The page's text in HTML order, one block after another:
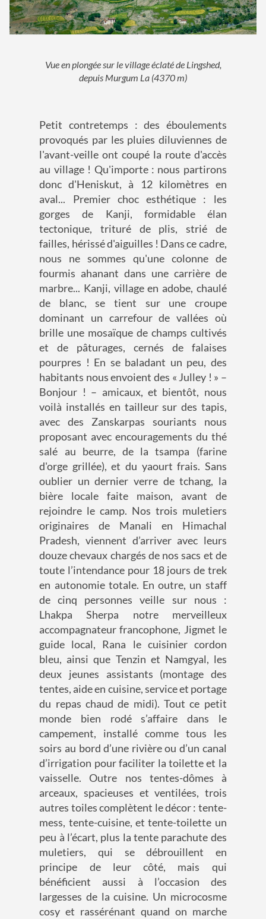
Vue en plongée sur le village éclaté de Lingshed,
depuis Murgum La (4370 m)
Petit contretemps : des éboulements
provoqués par les pluies diluviennes de
l'avant-veille ont coupé la route d'accès
au village ! Qu'importe : nous partirons
donc d'Heniskut, à 12 kilomètres en
aval... Premier choc esthétique : les
gorges de Kanji, formidable élan
tectonique, trituré de plis, strié de
failles, hérissé d'aiguilles ! Dans ce cadre,
nous ne sommes qu'une colonne de
fourmis ahanant dans une carrière de
marbre... Kanji, village en adobe, chaulé
de blanc, se tient sur une croupe
dominant un carrefour de vallées où
brille une mosaïque de champs cultivés
et de pâturages, cernés de falaises
pourpres ! En se baladant un peu, des
habitants nous envoient des « Julley ! » –
Bonjour ! – amicaux, et bientôt, nous
voilà installés en tailleur sur des tapis,
avec des Zanskarpas souriants nous
proposant avec encouragements du thé
salé au beurre, de la tsampa (farine
d'orge grillée), et du yaourt frais. Sans
oublier un dernier verre de tchang, la
bière locale faite maison, avant de
rejoindre le camp. Nos trois muletiers
originaires de Manali en Himachal
Pradesh, viennent d’arriver avec leurs
douze chevaux chargés de nos sacs et de
toute l’intendance pour 18 jours de trek
en autonomie totale. En outre, un staff
de cinq personnes veille sur nous :
Lhakpa Sherpa notre merveilleux
accompagnateur francophone, Jigmet le
guide local, Rana le cuisinier cordon
bleu, ainsi que Tenzin et Namgyal, les
deux jeunes assistants (montage des
tentes, aide en cuisine, service et portage
du repas chaud de midi). Tout ce petit
monde bien rodé s’affaire dans le
campement, installé comme tous les
soirs au bord d’une rivière ou d’un canal
d’irrigation pour faciliter la toilette et la
vaisselle. Outre nos tentes-dômes à
arceaux, spacieuses et ventilées, trois
autres toiles complètent le décor : tente-
mess, tente-cuisine, et tente-toilette un
peu à l’écart, plus la tente parachute des
muletiers, qui se débrouillent en
principe de leur côté, mais qui
bénéficient aussi à l’occasion des
largesses de la cuisine. Un microcosme
cosy et rassérénant quand on marche